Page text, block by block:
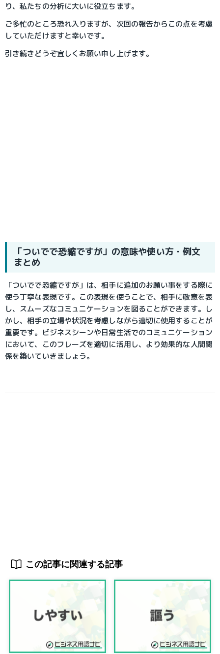
り、私たちの分析に大いに役立ちます。
ご多忙のところ恐れ入りますが、次回の報告からこの点を考慮
していただけますと幸いです。
引き続きどうぞ宜しくお願い申し上げます。
「ついでで恐縮ですが」の意味や使い方・例文
まとめ
「ついでで恐縮ですが」は、相手に追加のお願い事をする際に
使う丁寧な表現です。この表現を使うことで、相手に敬意を表
し、スムーズなコミュニケーションを図ることができます。し
かし、相手の立場や状況を考慮しながら適切に使用することが
重要です。ビジネスシーンや日常生活でのコミュニケーション
において、このフレーズを適切に活用し、より効果的な人間関
係を築いていきましょう。
この記事に関連する記事